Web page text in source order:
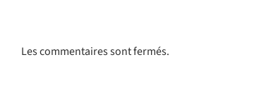
Les commentaires sont fermés.